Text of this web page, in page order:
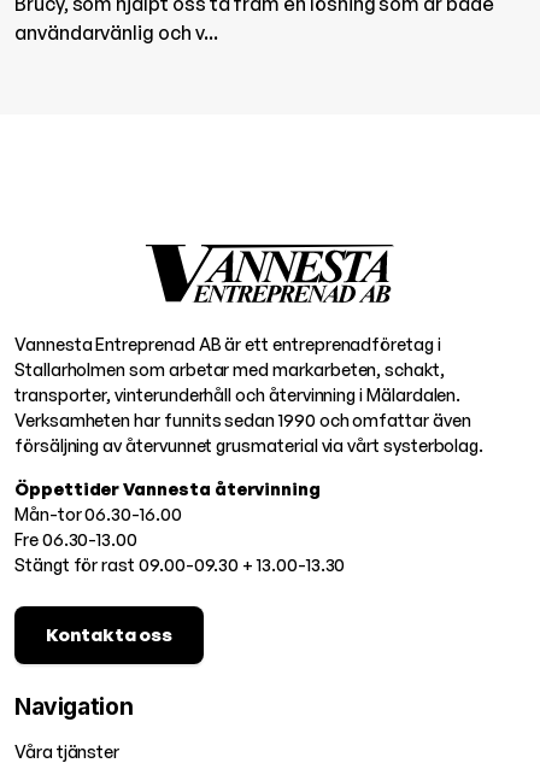
användarvänlig och v...
Vannesta Entreprenad AB är ett entreprenadföretag i
Stallarholmen som arbetar med markarbeten, schakt,
transporter, vinterunderhåll och återvinning i Mälardalen.
Verksamheten har funnits sedan 1990 och omfattar även
försäljning av återvunnet grusmaterial via vårt systerbolag.
Öppettider Vannesta återvinning
Mån-tor 06.30-16.00
Fre 06.30-13.00
Stängt för rast 09.00-09.30 + 13.00-13.30
Kontakta oss
Navigation
Våra tjänster